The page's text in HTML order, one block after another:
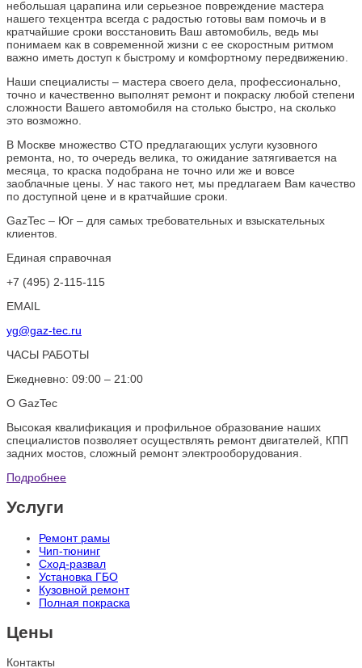
небольшая царапина или серьезное повреждение мастера
нашего техцентра всегда с радостью готовы вам помочь и в
кратчайшие сроки восстановить Ваш автомобиль, ведь мы
понимаем как в современной жизни с ее скоростным ритмом
важно иметь доступ к быстрому и комфортному передвижению.
Наши специалисты – мастера своего дела, профессионально,
точно и качественно выполнят ремонт и покраску любой степени
сложности Вашего автомобиля на столько быстро, на сколько
это возможно.
В Москве множество СТО предлагающих услуги кузовного
ремонта, но, то очередь велика, то ожидание затягивается на
месяца, то краска подобрана не точно или же и вовсе
заоблачные цены. У нас такого нет, мы предлагаем Вам качество
по доступной цене и в кратчайшие сроки.
GazTec – Юг – для самых требовательных и взыскательных
клиентов.
Единая справочная
+7 (495) 2-115-115
EMAIL
yg@gaz-tec.ru
ЧАСЫ РАБОТЫ
Ежедневно: 09:00 – 21:00
О GazTec
Высокая квалификация и профильное образование наших
специалистов позволяет осуществлять ремонт двигателей, КПП
задних мостов, сложный ремонт электрооборудования.
Подробнее
Услуги
Ремонт рамы
Чип-тюнинг
Сход-развал
Установка ГБО
Кузовной ремонт
Полная покраска
Цены
Контакты